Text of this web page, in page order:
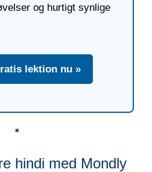
og hurtigt synlige
lektion nu »
*
hindi med Mondly